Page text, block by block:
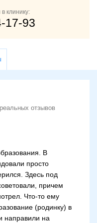
клинику:
17-93
отзывов
В
просто
Здесь под
причем
Что-то ему
(родинку) в
направили на